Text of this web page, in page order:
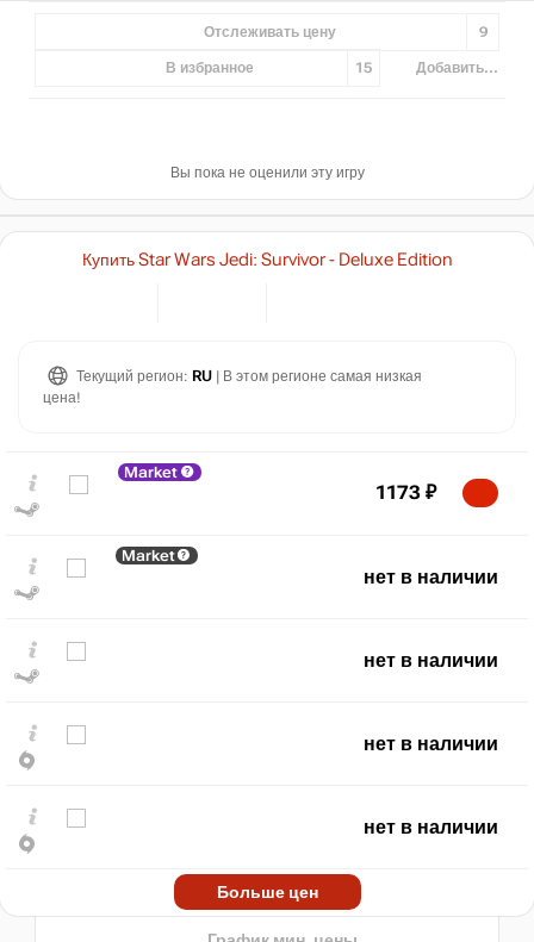
Отслеживать цену 9
В избранное 15 Добавить...
Вы пока не оценили эту игру
Купить Star Wars Jedi: Survivor - Deluxe Edition
Текущий регион: RU | В этом регионе самая низкая
цена!
Market
1173 ₽
Market
нет в наличии
нет в наличии
нет в наличии
нет в наличии
Больше цен
2024 2025
4,000